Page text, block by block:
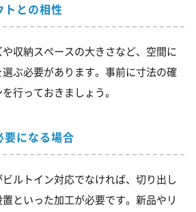
トとの相性
収納スペースの大きさなど、空間に
ぶ必要があります。事前に寸法の確
行っておきましょう。
要になる場合
ルトイン対応でなければ、切り出し
といった加工が必要です。新品やリ